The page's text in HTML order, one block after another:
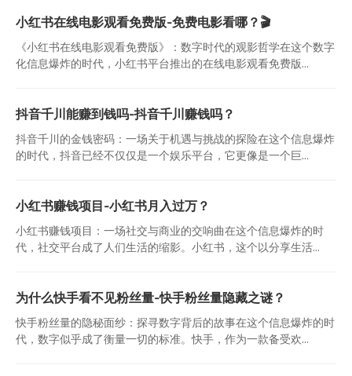
小红书在线电影观看免费版-免费电影看哪？🎬
《小红书在线电影观看免费版》：数字时代的观影哲学在这个数字
化信息爆炸的时代，小红书平台推出的在线电影观看免费版...
抖音千川能赚到钱吗-抖音千川赚钱吗？
抖音千川的金钱密码：一场关于机遇与挑战的探险在这个信息爆炸
的时代，抖音已经不仅仅是一个娱乐平台，它更像是一个巨...
小红书赚钱项目-小红书月入过万？
小红书赚钱项目：一场社交与商业的交响曲在这个信息爆炸的时
代，社交平台成了人们生活的缩影。小红书，这个以分享生活...
为什么快手看不见粉丝量-快手粉丝量隐藏之谜？
快手粉丝量的隐秘面纱：探寻数字背后的故事在这个信息爆炸的时
代，数字似乎成了衡量一切的标准。快手，作为一款备受欢...